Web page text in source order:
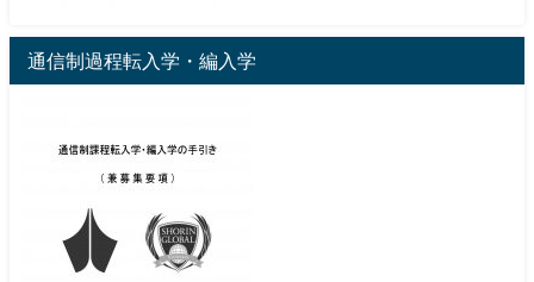
通信制過程転入学・編入学